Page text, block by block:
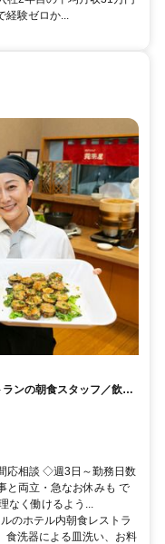
経験ゼロか...
ンの朝食スタッフ／飲食
応相談 ◇週3日～勤務日数
と両立・急なお休みも で
なく働けるよう...
のホテル内朝食レストラ
食洗器による皿洗い、お料